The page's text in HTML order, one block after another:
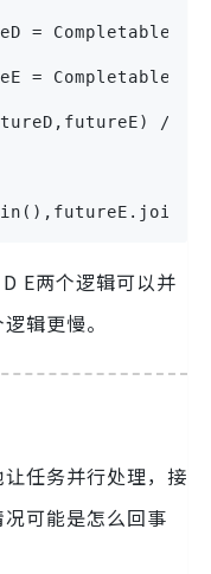
=
=
// 等d
E两个逻辑可以并
辑更慢。
任务并行处理，接
可能是怎么回事